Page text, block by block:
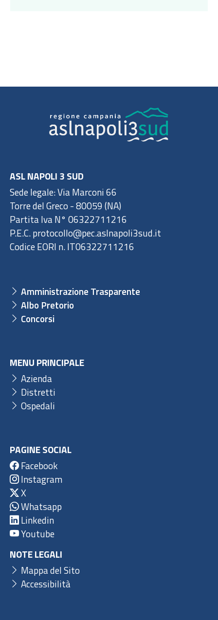
ASL NAPOLI 3 SUD
Sede legale: Via Marconi 66
Torre del Greco - 80059 (NA)
Partita Iva N° 06322711216
P.E.C. protocollo@pec.aslnapoli3sud.it
Codice EORI n. IT06322711216
Amministrazione Trasparente
Albo Pretorio
Concorsi
MENU PRINCIPALE
Azienda
Distretti
Ospedali
PAGINE SOCIAL
Facebook
Instagram
X
Whatsapp
Linkedin
Youtube
NOTE LEGALI
Mappa del Sito
Accessibilità